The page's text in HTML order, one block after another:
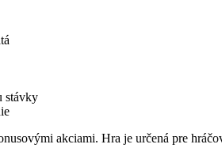
stávky
akciami. Hra je určená pre